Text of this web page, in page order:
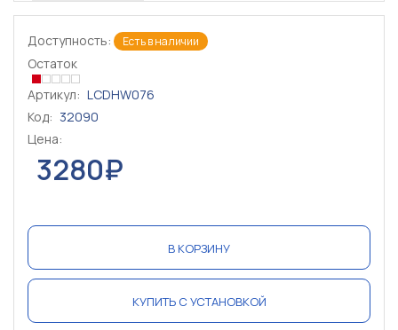
Доступность: Есть в наличии
Остаток
Артикул: LCDHW076
Код: 32090
Цена:
3280₽
В КОРЗИНУ
КУПИТЬ С УСТАНОВКОЙ